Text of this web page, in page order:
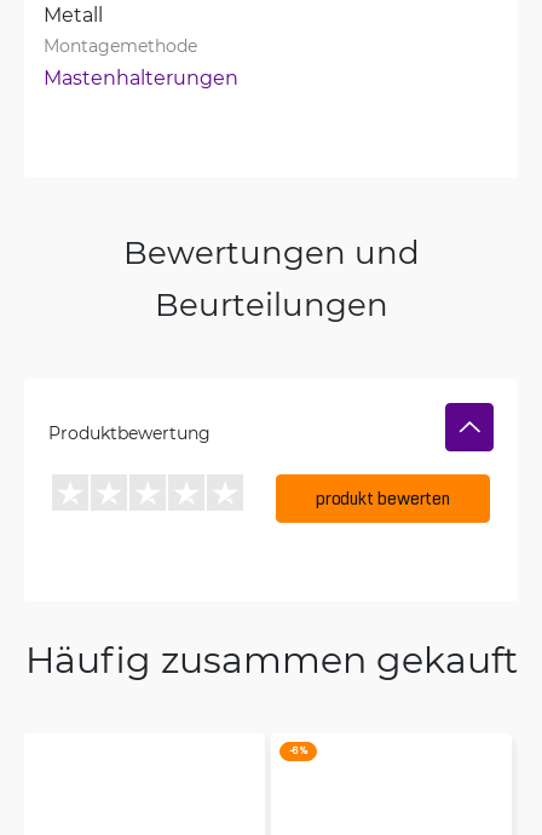
Metall
Montagemethode
Mastenhalterungen
Bewertungen und
Beurteilungen
Produktbewertung
produkt bewerten
Häufig zusammen gekauft
-6 %